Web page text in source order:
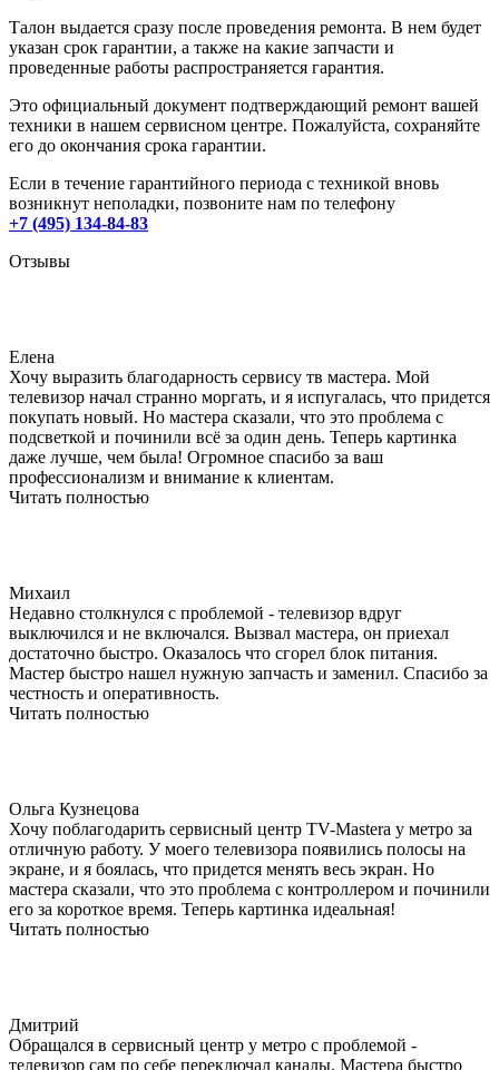
Талон выдается сразу после проведения ремонта. В нем будет
указан срок гарантии, а также на какие запчасти и
проведенные работы распространяется гарантия.
Это официальный документ подтверждающий ремонт вашей
техники в нашем сервисном центре. Пожалуйста, сохраняйте
его до окончания срока гарантии.
Если в течение гарантийного периода с техникой вновь
возникнут неполадки, позвоните нам по телефону
+7 (495) 134-84-83
Отзывы
Елена
Хочу выразить благодарность сервису тв мастера. Мой
телевизор начал странно моргать, и я испугалась, что придется
покупать новый. Но мастера сказали, что это проблема с
подсветкой и починили всё за один день. Теперь картинка
даже лучше, чем была! Огромное спасибо за ваш
профессионализм и внимание к клиентам.
Читать полностью
Михаил
Недавно столкнулся с проблемой - телевизор вдруг
выключился и не включался. Вызвал мастера, он приехал
достаточно быстро. Оказалось что сгорел блок питания.
Мастер быстро нашел нужную запчасть и заменил. Спасибо за
честность и оперативность.
Читать полностью
Ольга Кузнецова
Хочу поблагодарить сервисный центр TV-Mastera у метро за
отличную работу. У моего телевизора появились полосы на
экране, и я боялась, что придется менять весь экран. Но
мастера сказали, что это проблема с контроллером и починили
его за короткое время. Теперь картинка идеальная!
Читать полностью
Дмитрий
Обращался в сервисный центр у метро с проблемой -
телевизор сам по себе переключал каналы. Мастера быстро